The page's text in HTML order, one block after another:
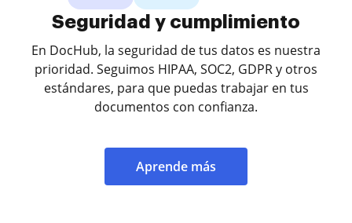
Seguridad y cumplimiento
En DocHub, la seguridad de tus datos es nuestra
prioridad. Seguimos HIPAA, SOC2, GDPR y otros
estándares, para que puedas trabajar en tus
documentos con confianza.
Aprende más